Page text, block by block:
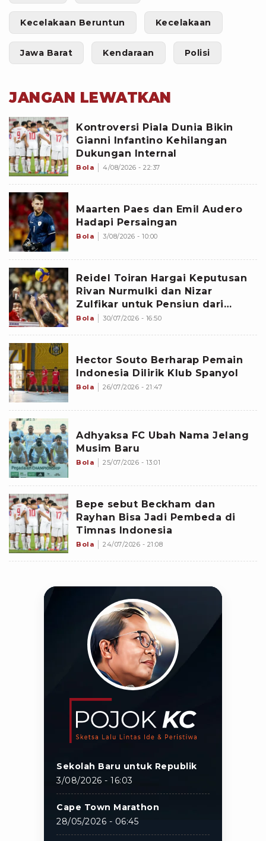
Kecelakaan Beruntun Kecelakaan
Jawa Barat Kendaraan Polisi
JANGAN LEWATKAN
Kontroversi Piala Dunia Bikin
Gianni Infantino Kehilangan
Dukungan Internal
Bola 4/08/2026 - 22:37
Maarten Paes dan Emil Audero
Hadapi Persaingan
Bola 3/08/2026 - 10:00
Reidel Toiran Hargai Keputusan
Rivan Nurmulki dan Nizar
Zulfikar untuk Pensiun dari
Timnas Voli Indonesia
Bola 30/07/2026 - 16:50
Hector Souto Berharap Pemain
Indonesia Dilirik Klub Spanyol
Bola 26/07/2026 - 21:47
Adhyaksa FC Ubah Nama Jelang
Musim Baru
Bola 25/07/2026 - 13:01
Bepe sebut Beckham dan
Rayhan Bisa Jadi Pembeda di
Timnas Indonesia
Bola 24/07/2026 - 21:08
Sekolah Baru untuk Republik
3/08/2026 - 16:03
Cape Town Marathon
28/05/2026 - 06:45